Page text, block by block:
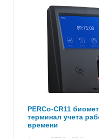
PERCo-CR11
терминал учета
времени